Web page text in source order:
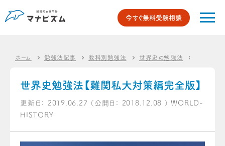
今すぐ無料受験相談
ホーム 勉強法記事 教科別勉強法 世界史の勉強法
世界史勉強法【難関私大対策編完全版】
更新日： 2019.06.27 （公開日： 2018.12.08 ）WORLD-
HISTORY